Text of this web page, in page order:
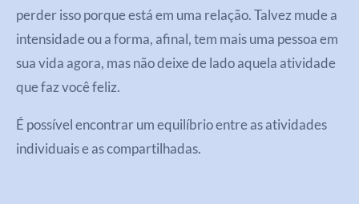
perder isso porque está em uma relação. Talvez mude a
intensidade ou a forma, afinal, tem mais uma pessoa em
sua vida agora, mas não deixe de lado aquela atividade
que faz você feliz.
É possível encontrar um equilíbrio entre as atividades
individuais e as compartilhadas.